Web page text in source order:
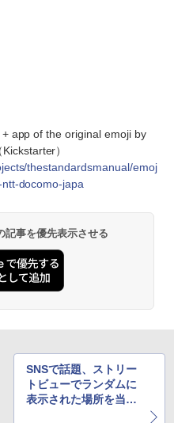
app of the original emoji by
）
thestandardsmanual/emoj
docomo-japa
記事を優先表示させる
SNSで話題、ストリー
トビューでランダムに
表示された場所を当て